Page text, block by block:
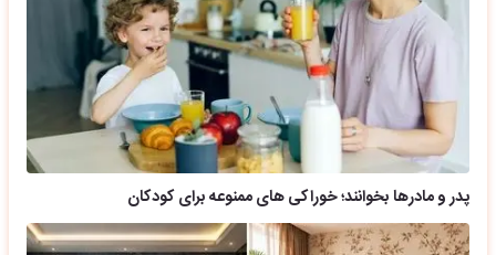
پدر و مادرها بخوانند؛ خوراکی های ممنوعه برای کودکان